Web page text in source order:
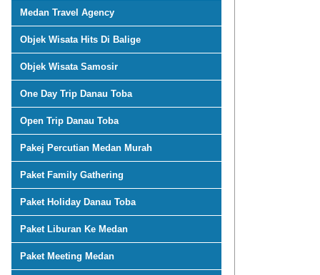
Medan Travel Agency
Objek Wisata Hits Di Balige
Objek Wisata Samosir
One Day Trip Danau Toba
Open Trip Danau Toba
Pakej Percutian Medan Murah
Paket Family Gathering
Paket Holiday Danau Toba
Paket Liburan Ke Medan
Paket Meeting Medan